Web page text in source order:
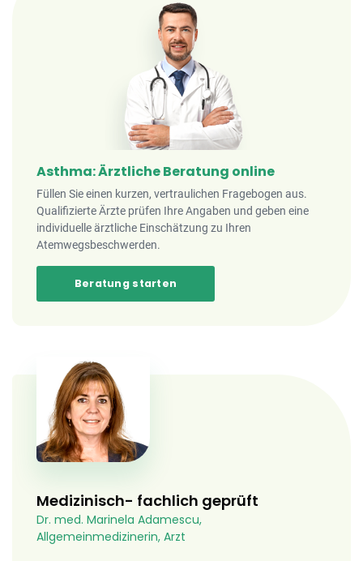
Asthma: Ärztliche Beratung online
Füllen Sie einen kurzen, vertraulichen Fragebogen aus.
Qualifizierte Ärzte prüfen Ihre Angaben und geben eine
individuelle ärztliche Einschätzung zu Ihren
Atemwegsbeschwerden.
Beratung starten
Medizinisch- fachlich geprüft
Dr. med. Marinela Adamescu,
Allgemeinmedizinerin, Arzt